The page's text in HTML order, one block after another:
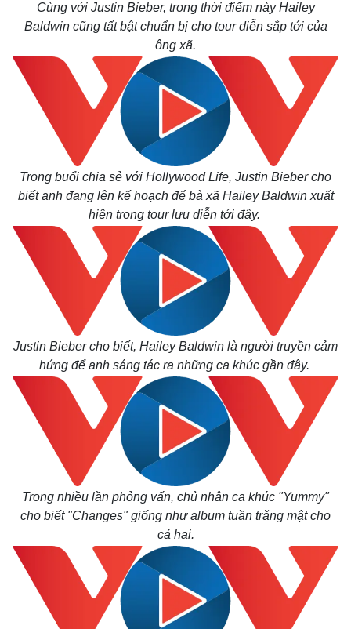
Quan sát
Cuộc sống đó đây
Video
Ảnh
E-Magazine
Infographic
Cùng với Justin Bieber, trong thời điểm này Hailey
Baldwin cũng tất bật chuẩn bị cho tour diễn sắp tới của
ông xã.
Trong buổi chia sẻ với Hollywood Life, Justin Bieber cho
biết anh đang lên kế hoạch để bà xã Hailey Baldwin xuất
hiện trong tour lưu diễn tới đây.
Justin Bieber cho biết, Hailey Baldwin là người truyền cảm
hứng để anh sáng tác ra những ca khúc gần đây.
Trong nhiều lần phỏng vấn, chủ nhân ca khúc "Yummy"
cho biết "Changes" giống như album tuần trăng mật cho
cả hai.